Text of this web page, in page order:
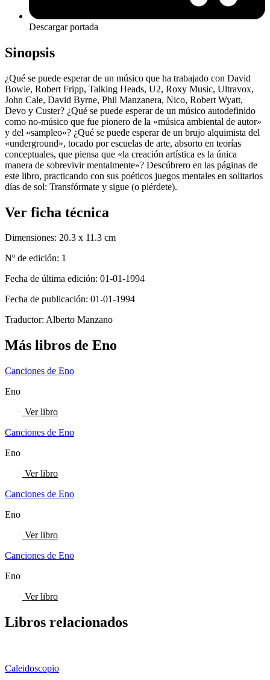
Descargar portada
Sinopsis
¿Qué se puede esperar de un músico que ha trabajado con David
Bowie, Robert Fripp, Talking Heads, U2, Roxy Music, Ultravox,
John Cale, David Byrne, Phil Manzanera, Nico, Robert Wyatt,
Devo y Custer? ¿Qué se puede esperar de un músico autodefinido
como no-músico que fue pionero de la «música ambiental de autor»
y del «sampleo»? ¿Qué se puede esperar de un brujo alquimista del
«underground», tocado por escuelas de arte, absorto en teorías
conceptuales, que piensa que «la creación artística es la única
manera de sobrevivir mentalmente»? Descúbrero en las páginas de
este libro, practicando con sus poéticos juegos mentales en solitarios
días de sol: Transfórmate y sigue (o piérdete).
Ver ficha técnica
Dimensiones: 20.3 x 11.3 cm
Nº de edición: 1
Fecha de última edición: 01-01-1994
Fecha de publicación: 01-01-1994
Traductor: Alberto Manzano
Más libros de Eno
Canciones de Eno
Eno
Ver libro
Canciones de Eno
Eno
Ver libro
Canciones de Eno
Eno
Ver libro
Canciones de Eno
Eno
Ver libro
Libros relacionados
Caleidoscopio